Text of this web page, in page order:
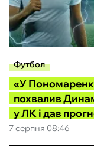
Футбол
7 серпня 08:46
«У
похвалив
у ЛК і дав